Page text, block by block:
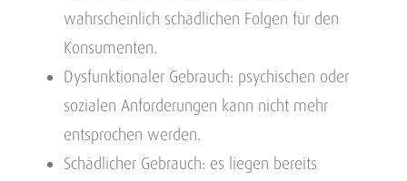
wahrscheinlich schädlichen Folgen für den
Konsumenten.
Dysfunktionaler Gebrauch: psychischen oder
sozialen Anforderungen kann nicht mehr
entsprochen werden.
Schädlicher Gebrauch: es liegen bereits